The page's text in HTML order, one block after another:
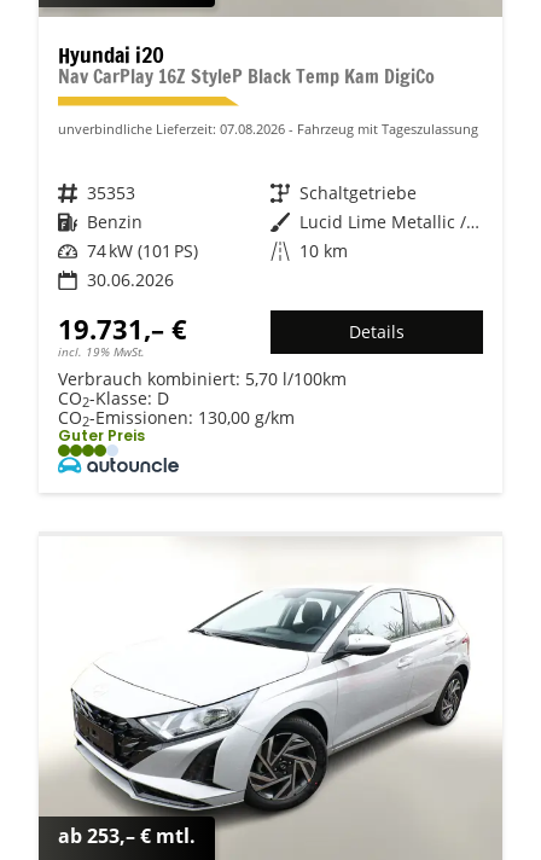
Hyundai i20
Nav CarPlay 16Z StyleP Black Temp Kam DigiCo
unverbindliche Lieferzeit: 07.08.2026 Fahrzeug mit Tageszulassung
Fahrzeugnr. 35353 Getriebe Schaltgetriebe
Kraftstoff Benzin Außenfarbe
Lucid Lime Metallic / Dachfarbe
Leistung 74 kW (101 PS) Kilometerstand 10 km
30.06.2026
19.731,– €
incl. 19% MwSt.
Details
Verbrauch kombiniert: 5,70 l/100km
CO2-Klasse: D
CO2-Emissionen: 130,00 g/km
Guter Preis
ab 253,– € mtl.